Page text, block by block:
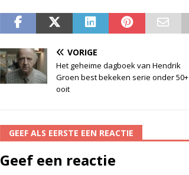
VORIGE
Het geheime dagboek van Hendrik
Groen best bekeken serie onder 50+
ooit
GEEF ALS EERSTE EEN REACTIE
Geef een reactie